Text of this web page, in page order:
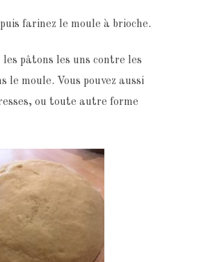
farinez le moule à brioche.
les pâtons les uns contre les
le moule. Vous pouvez aussi
ou toute autre forme